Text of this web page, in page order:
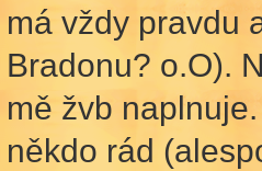
má vždy pravdu
Bradonu? o.O).
mě žvb
někdo rád